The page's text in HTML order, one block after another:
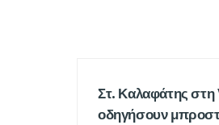
Στ. Καλαφάτης στη
οδηγήσουν